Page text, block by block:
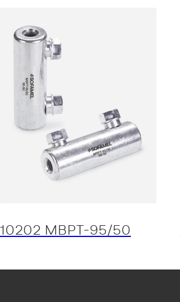
10202 MBPT-95/50